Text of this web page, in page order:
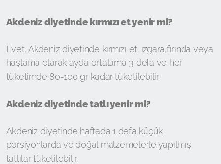
Akdeniz diyetinde kırmızı et yenir mi?
Evet, Akdeniz diyetinde kırmızı et; ızgara,fırında veya
haşlama olarak ayda ortalama 3 defa ve her
tüketimde 80-100 gr kadar tüketilebilir.
Akdeniz diyetinde tatlı yenir mi?
Akdeniz diyetinde haftada 1 defa küçük
porsiyonlarda ve doğal malzemelerle yapılmış
tatlılar tüketilebilir.